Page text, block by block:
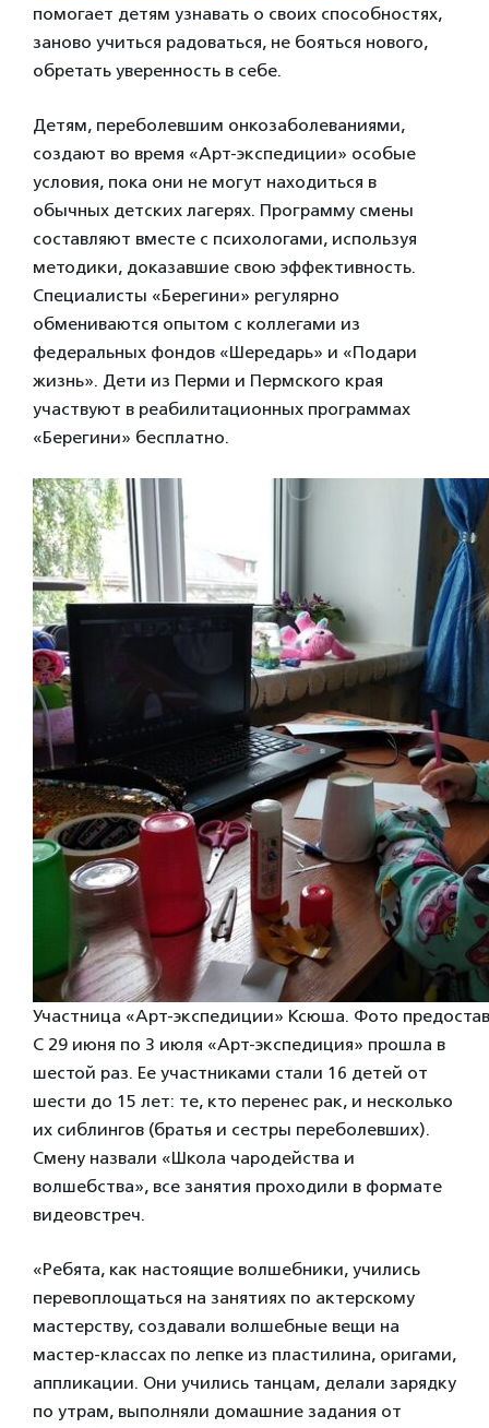
помогает детям узнавать о своих способностях,
заново учиться радоваться, не бояться нового,
обретать уверенность в себе.
Детям, переболевшим онкозаболеваниями,
создают во время «Арт-экспедиции» особые
условия, пока они не могут находиться в
обычных детских лагерях. Программу смены
составляют вместе с психологами, используя
методики, доказавшие свою эффективность.
Специалисты «Берегини» регулярно
обмениваются опытом с коллегами из
федеральных фондов «Шередарь» и «Подари
жизнь». Дети из Перми и Пермского края
участвуют в реабилитационных программах
«Берегини» бесплатно.
Участница «Арт-экспедиции» Ксюша. Фото
С 29 июня по 3 июля «Арт-экспедиция» прошла в
шестой раз. Ее участниками стали 16 детей от
шести до 15 лет: те, кто перенес рак, и несколько
их сиблингов (братья и сестры переболевших).
Смену назвали «Школа чародейства и
волшебства», все занятия проходили в формате
видеовстреч.
«Ребята, как настоящие волшебники, учились
перевоплощаться на занятиях по актерскому
мастерству, создавали волшебные вещи на
мастер-классах по лепке из пластилина, оригами,
аппликации. Они учились танцам, делали зарядку
по утрам, выполняли домашние задания от